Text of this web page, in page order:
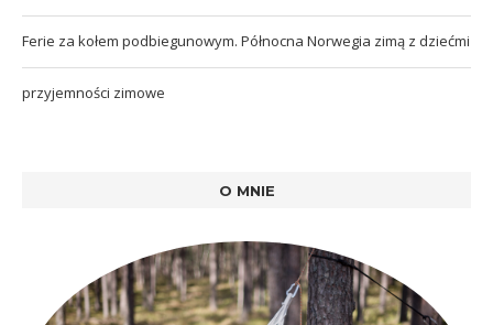
Ferie za kołem podbiegunowym. Północna Norwegia zimą z dziećmi
przyjemności zimowe
O MNIE